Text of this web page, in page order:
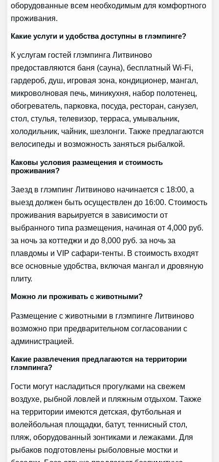
оборудованные всем необходимым для комфортного
проживания.
Какие услуги и удобства доступны в глэмпинге?
К услугам гостей глэмпинга Литвиново
предоставляются баня (сауна), бесплатный Wi-Fi,
гардероб, душ, игровая зона, кондиционер, мангал,
микроволновая печь, миникухня, набор полотенец,
обогреватель, парковка, посуда, ресторан, санузел,
стол, стулья, телевизор, терраса, умывальник,
холодильник, чайник, шезлонги. Также предлагаются
велосипеды и возможность заняться рыбалкой.
Каковы условия размещения и стоимость
проживания?
Заезд в глэмпинг Литвиново начинается с 18:00, а
выезд должен быть осуществлен до 16:00. Стоимость
проживания варьируется в зависимости от
выбранного типа размещения, начиная от 4,000 руб.
за ночь за коттеджи и до 8,000 руб. за ночь за
плавдомы и VIP сафари-тенты. В стоимость входят
все основные удобства, включая мангал и дровяную
плиту.
Можно ли проживать с животными?
Размещение с животными в глэмпинге Литвиново
возможно при предварительном согласовании с
администрацией.
Какие развлечения предлагаются на территории
глэмпинга?
Гости могут насладиться прогулками на свежем
воздухе, рыбной ловлей и пляжным отдыхом. Также
на территории имеются детская, футбольная и
волейбольная площадки, батут, теннисный стол,
пляж, оборудованный зонтиками и лежаками. Для
рыбаков подготовлены рыболовные мостки и